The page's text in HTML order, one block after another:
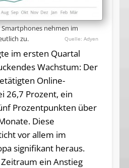
nehmen im
zu.
Adyen
im ersten Quartal
Wachstum: Der
Online-
26,7 Prozent, ein
Prozentpunkten über
Diese
vor allem im
signifikant heraus.
ein Anstieg